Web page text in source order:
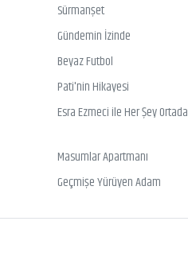
Sürmanşet
Gündemin İzinde
Beyaz Futbol
Pati'nin Hikayesi
Esra Ezmeci ile Her Şey Ortada
Masumlar Apartmanı
Geçmişe Yürüyen Adam